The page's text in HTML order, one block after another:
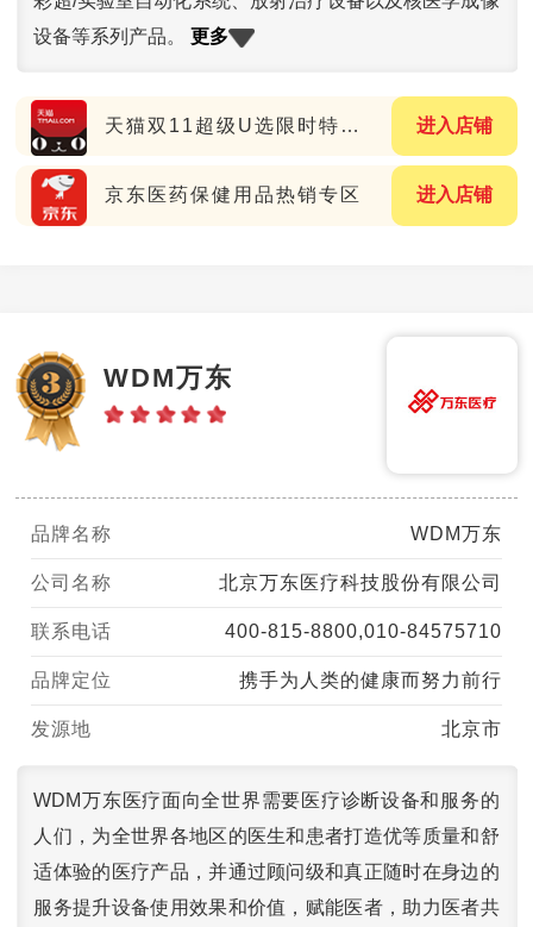
设备等系列产品。更多
天猫双11超级U选限时特惠专场 进入店铺
京东医药保健用品热销专区 进入店铺
WDM万东
品牌名称 WDM万东
公司名称 北京万东医疗科技股份有限公司
联系电话 400-815-8800,010-84575710
品牌定位 携手为人类的健康而努力前行
发源地 北京市
WDM万东医疗面向全世界需要医疗诊断设备和服务的
人们，为全世界各地区的医生和患者打造优等质量和舒
适体验的医疗产品，并通过顾问级和真正随时在身边的
服务提升设备使用效果和价值，赋能医者，助力医者共